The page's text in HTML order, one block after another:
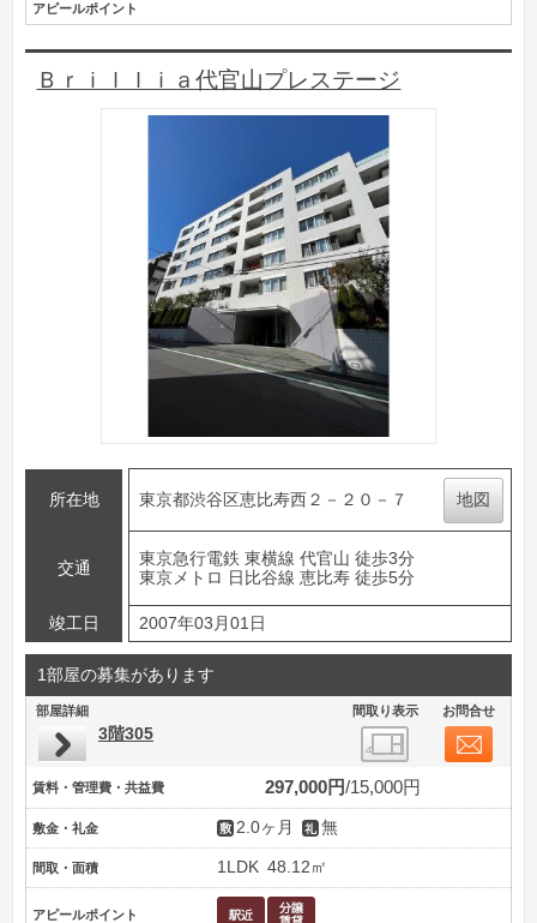
アピールポイント
Ｂｒｉｌｌｉａ代官山プレステージ
所在地 東京都渋谷区恵比寿西２－２０－７ 地図
交通
東京急行電鉄 東横線 代官山 徒歩3分
東京メトロ 日比谷線 恵比寿 徒歩5分
竣工日 2007年03月01日
1部屋の募集があります
部屋詳細 間取り表示 お問合せ
3階305
賃料・管理費・共益費 297,000円 15,000円
敷金・礼金 2.0ヶ月 無
間取・面積 1LDK 48.12㎡
アピールポイント